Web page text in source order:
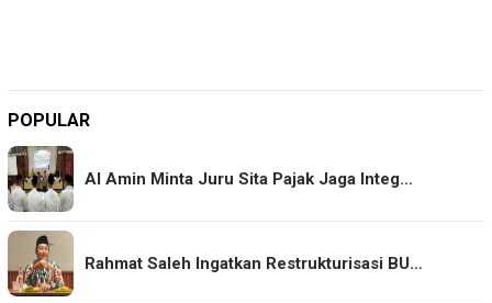
POPULAR
Al Amin Minta Juru Sita Pajak Jaga Integ…
Rahmat Saleh Ingatkan Restrukturisasi BU…